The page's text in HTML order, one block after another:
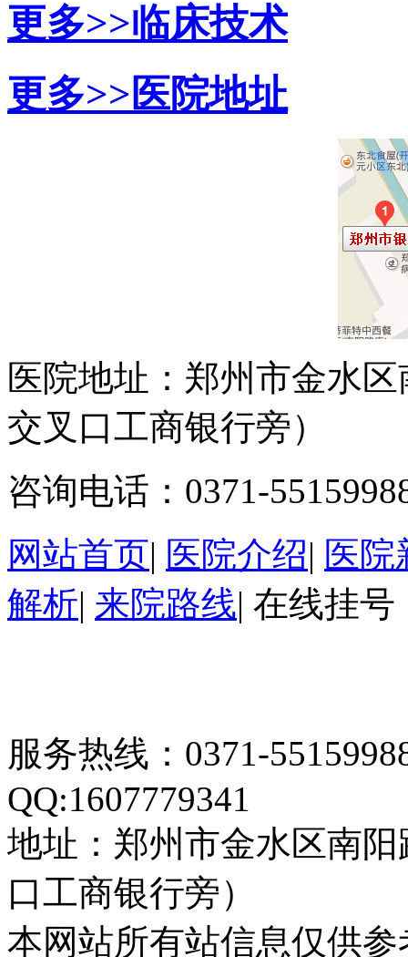
更多>>临床技术
更多>>医院地址
医院地址：郑州市金水
交叉口工商银行旁）
咨询电话：0371-
网站首页| 医院介绍| 医院
解析| 来院路线| 在线挂号
服务热线：0371-
QQ:1607779341
地址：郑州市金水区南
口工商银行旁）
本网站所有站信息仅供